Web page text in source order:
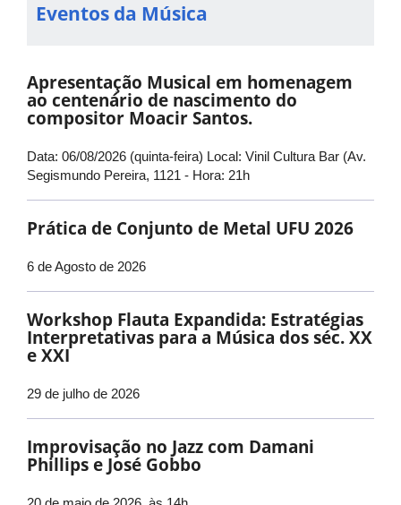
Eventos da Música
Apresentação Musical em homenagem
ao centenário de nascimento do
compositor Moacir Santos.
Data: 06/08/2026 (quinta-feira) Local: Vinil Cultura Bar (Av.
Segismundo Pereira, 1121 - Hora: 21h
Prática de Conjunto de Metal UFU 2026
6 de Agosto de 2026
Workshop Flauta Expandida: Estratégias
Interpretativas para a Música dos séc. XX
e XXI
29 de julho de 2026
Improvisação no Jazz com Damani
Phillips e José Gobbo